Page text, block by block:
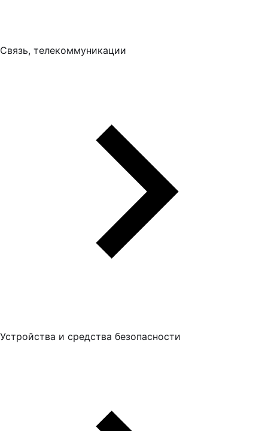
Связь, телекоммуникации
Устройства и средства безопасности